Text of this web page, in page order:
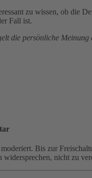
zu wissen, ob die
Fall ist.
die persönliche
Bis zur
widersprechen, nicht zu